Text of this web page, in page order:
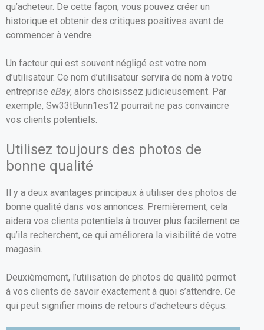
qu’acheteur. De cette façon, vous pouvez créer un
historique et obtenir des critiques positives avant de
commencer à vendre.
Un facteur qui est souvent négligé est votre nom
d’utilisateur. Ce nom d’utilisateur servira de nom à votre
entreprise eBay, alors choisissez judicieusement. Par
exemple, Sw33tBunn1es12 pourrait ne pas convaincre
vos clients potentiels.
Utilisez toujours des photos de
bonne qualité
Il y a deux avantages principaux à utiliser des photos de
bonne qualité dans vos annonces. Premièrement, cela
aidera vos clients potentiels à trouver plus facilement ce
qu’ils recherchent, ce qui améliorera la visibilité de votre
magasin.
Deuxièmement, l’utilisation de photos de qualité permet
à vos clients de savoir exactement à quoi s’attendre. Ce
qui peut signifier moins de retours d’acheteurs déçus.